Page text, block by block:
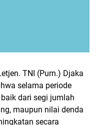
TNI (Purn.) Djaka
selama periode
dari segi jumlah
maupun nilai denda
secara